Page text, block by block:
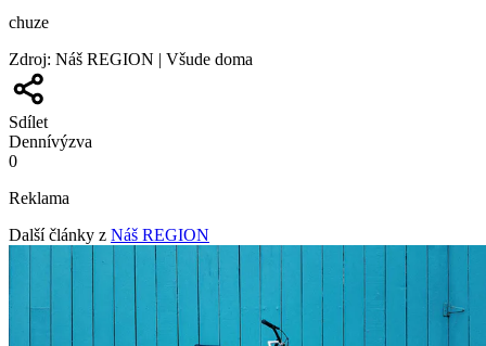
chuze
Zdroj: Náš REGION | Všude doma
Sdílet
Dennívýzva
0
Reklama
Další články z Náš REGION